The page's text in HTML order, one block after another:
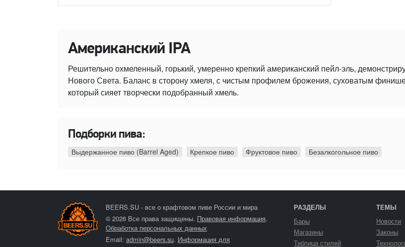
Американский IPA
Решительно охмеленный, горький, умеренно крепкий американский пейл-эль,
Нового Света. Баланс в сторону хмеля, с чистым профилем брожения, суховатым
который сияет творчески подобранный хмель.
Подборки пива:
Выдержанное пиво (Barrel Aged) Крепкое пиво Фруктовое пиво Безалкогольное пиво
BEERS.SU - все о крафтовом пиве России и мира
© 2026 Все права защищены. Правовая информация.
Обработка персональных данных
Email: admin@beers.su. Информация для
РАЗДЕЛЫ
Бары
Магазины
Таблица стилей
ТЕМЫ
Новости
Законы